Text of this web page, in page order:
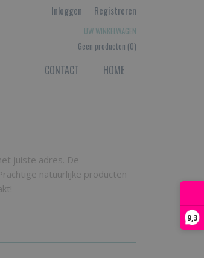
9,3
Inloggen Registreren
UW WINKELWAGEN
Geen producten (0)
HOME
CONTACT
juiste adres. De
natuurlijke producten